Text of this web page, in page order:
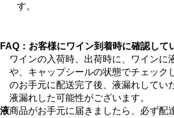
す。
FAQ：お客様にワイン到着時に確認して
液
ワインの入荷時、出荷時に、ワインに
や、キャップシールの状態でチェック
のお手元に配送完了後、液漏れしてい
液漏れした可能性がございます。
商品がお手元に届きましたら、必ず配